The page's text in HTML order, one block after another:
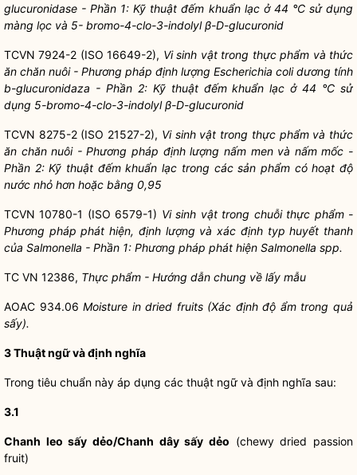
glucuronidase - Phần 1: Kỹ thuật đếm khuẩn lạc ở 44 °C sử dụng
màng lọc và 5- bromo-4-clo-3-indolyl β-D-glucuronid
TCVN 7924-2 (ISO 16649-2), Vi sinh vật trong thực phẩm và thức
ăn chăn nuôi - Phương pháp định lượng Escherichia coli dương tính
b-glucuronidaza - Phần 2: Kỹ thuật đếm khuẩn lạc ở 44 °C sử
dụng 5-bromo-4-clo-3-indolyl β-D-glucuronid
TCVN 8275-2 (ISO 21527-2), Vi sinh vật trong thực phẩm và thức
ăn chăn nuôi - Phương pháp định lượng nấm men và nấm mốc -
Phần 2: Kỹ thuật đếm khuẩn lạc trong các sản phẩm có hoạt độ
nước nhỏ hơn hoặc bằng 0,95
TCVN 10780-1 (ISO 6579-1) Vi sinh vật trong chuỗi thực phẩm -
Phương pháp phát hiện, định lượng và xác định typ huyết thanh
của Salmonella - Phần 1: Phương pháp phát hiện Salmonella spp.
TC VN 12386, Thực phẩm - Hướng dẫn chung về lấy mẫu
AOAC 934.06Moisture in dried fruits (Xác định độ ẩm trong quả
sấy).
3 Thuật ngữ và định nghĩa
Trong tiêu chuẩn này áp dụng các thuật ngữ và định nghĩa sau:
3.1
Chanh leo sấy dẻo/Chanh dây sấy dẻo (chewy dried passion
fruit)